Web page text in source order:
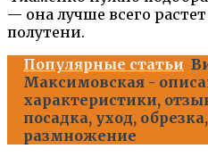
— она лучше всего
полутени.
Популярные статьи
Максимовская -
характеристики,
посадка, уход, обрезка,
размножение